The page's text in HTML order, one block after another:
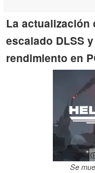
La actualización
escalado DLSS
rendimiento en
Se